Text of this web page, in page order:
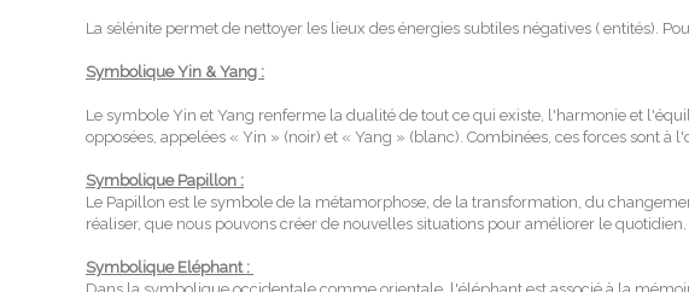
La sélénite permet de nettoyer les lieux des énergies subtiles négatives ( entités).
Symbolique Yin & Yang :
Le symbole Yin et Yang renferme la dualité de tout ce qui existe, l'harmonie et
opposées, appelées « Yin » (noir) et « Yang » (blanc). Combinées, ces forces sont
Symbolique Papillon :
Le Papillon est le symbole de la métamorphose, de la transformation, du
réaliser, que nous pouvons créer de nouvelles situations pour améliorer le quotidien.
Symbolique Eléphant :